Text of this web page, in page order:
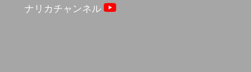
ナリカチャンネル